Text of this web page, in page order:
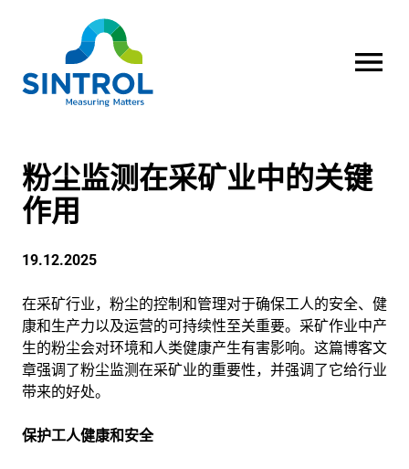
粉尘监测在采矿业中的关键
作用
19.12.2025
在采矿行业，粉尘的控制和管理对于确保工人的安全、健
康和生产力以及运营的可持续性至关重要。采矿作业中产
生的粉尘会对环境和人类健康产生有害影响。这篇博客文
章强调了粉尘监测在采矿业的重要性，并强调了它给行业
带来的好处。
保护工人健康和安全